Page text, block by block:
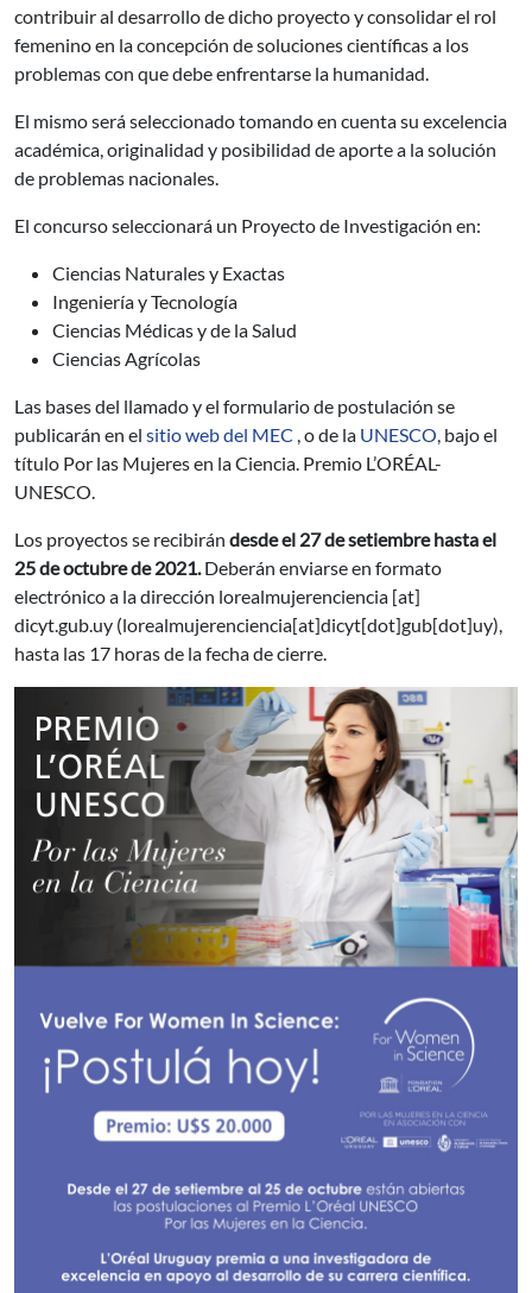
contribuir al desarrollo de dicho proyecto y consolidar el rol
femenino en la concepción de soluciones científicas a los
problemas con que debe enfrentarse la humanidad.
El mismo será seleccionado tomando en cuenta su excelencia
académica, originalidad y posibilidad de aporte a la solución
de problemas nacionales.
El concurso seleccionará un Proyecto de Investigación en:
Ciencias Naturales y Exactas
Ingeniería y Tecnología
Ciencias Médicas y de la Salud
Ciencias Agrícolas
Las bases del llamado y el formulario de postulación se
publicarán en el sitio web del MEC , o de la UNESCO, bajo el
título Por las Mujeres en la Ciencia. Premio L’ORÉAL-
UNESCO.
Los proyectos se recibirán desde el 27 de setiembre hasta el
25 de octubre de 2021.Deberán enviarse en formato
electrónico a la dirección lorealmujerenciencia [at]
dicyt.gub.uy (lorealmujerenciencia[at]dicyt[dot]gub[dot]uy),
hasta las 17 horas de la fecha de cierre.